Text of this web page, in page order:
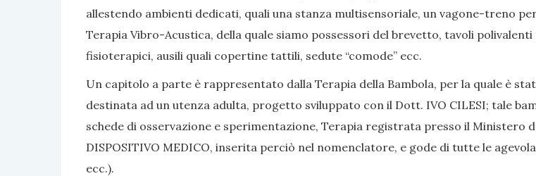
allestendo ambienti dedicati, quali una stanza multisensoriale, un vagone-treno
Terapia Vibro-Acustica, della quale siamo possessori del brevetto, tavoli
fisioterapici, ausili quali copertine tattili, sedute “comode” ecc.
Un capitolo a parte è rappresentato dalla Terapia della Bambola, per la quale è
destinata ad un utenza adulta, progetto sviluppato con il Dott. IVO CILESI; tale
schede di osservazione e sperimentazione, Terapia registrata presso il Ministero
DISPOSITIVO MEDICO, inserita perciò nel nomenclatore, e gode di tutte le
ecc.).